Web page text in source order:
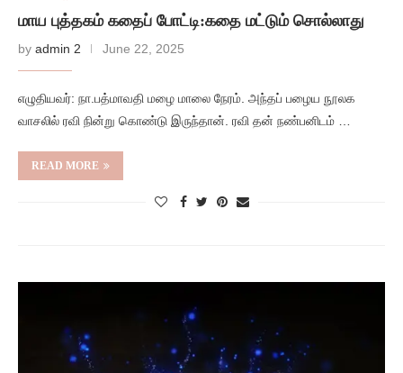
மாய புத்தகம் கதைப் போட்டி:கதை மட்டும் சொல்லாது
by admin 2 June 22, 2025
எழுதியவர்: நா.பத்மாவதி மழை மாலை நேரம். அந்தப் பழைய நூலக
வாசலில் ரவி நின்று கொண்டு இருந்தான். ரவி தன் நண்பனிடம் …
READ MORE